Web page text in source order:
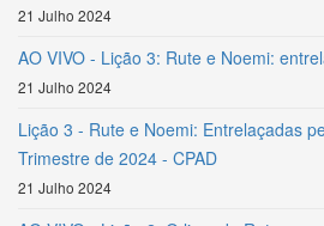
21 Julho 2024
AO VIVO - Lição 3: Rute e Noemi:
21 Julho 2024
Lição 3 - Rute e Noemi: Entrelaçadas
Trimestre de 2024 - CPAD
21 Julho 2024